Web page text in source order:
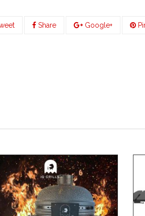
Share Google+